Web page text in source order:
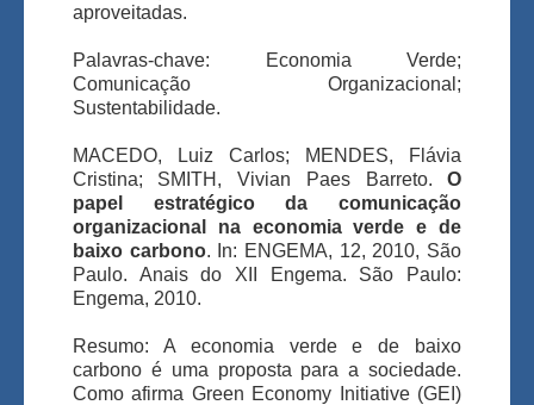
aproveitadas.
Palavras-chave: Economia Verde;
Comunicação Organizacional;
Sustentabilidade.
MACEDO, Luiz Carlos; MENDES, Flávia
Cristina; SMITH, Vivian Paes Barreto.O
papel estratégico da comunicação
organizacional na economia verde e de
baixo carbono. In: ENGEMA, 12, 2010, São
Paulo. Anais do XII Engema. São Paulo:
Engema, 2010.
Resumo: A economia verde e de baixo
carbono é uma proposta para a sociedade.
Como afirma Green Economy Initiative (GEI)